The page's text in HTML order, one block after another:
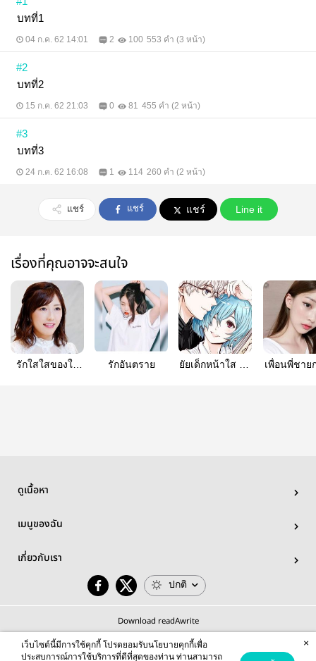
บทที่1
04 ก.ค. 62 14:01 2 100 553 คำ (3 หน้า)
#2
บทที่2
15 ก.ค. 62 21:03 0 81 455 คำ (2 หน้า)
#3
บทที่3
24 ก.ค. 62 16:08 1 114 260 คำ (2 หน้า)
แชร์ แชร์ แชร์ Line it
เรื่องที่คุณอาจจะสนใจ
รักใสใสของใย
รักอันตราย
ยัยเด็กหน้าใส ฝัน
เพื่อนพี่ชาย
ดูเนื้อหา
เมนูของฉัน
เกี่ยวกับเรา
ปกติ
Download readAwrite
เว็บไซต์นี้มีการใช้คุกกี้ โปรดยอมรับนโยบายคุกกี้เพื่อ
ประสบการณ์การใช้บริการที่ดีที่สุดของท่าน ท่านสามารถ
×